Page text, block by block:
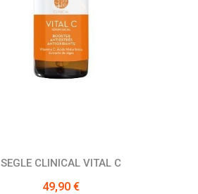
Ver producto
SEGLE CLINICAL VITAL C
49,90 €